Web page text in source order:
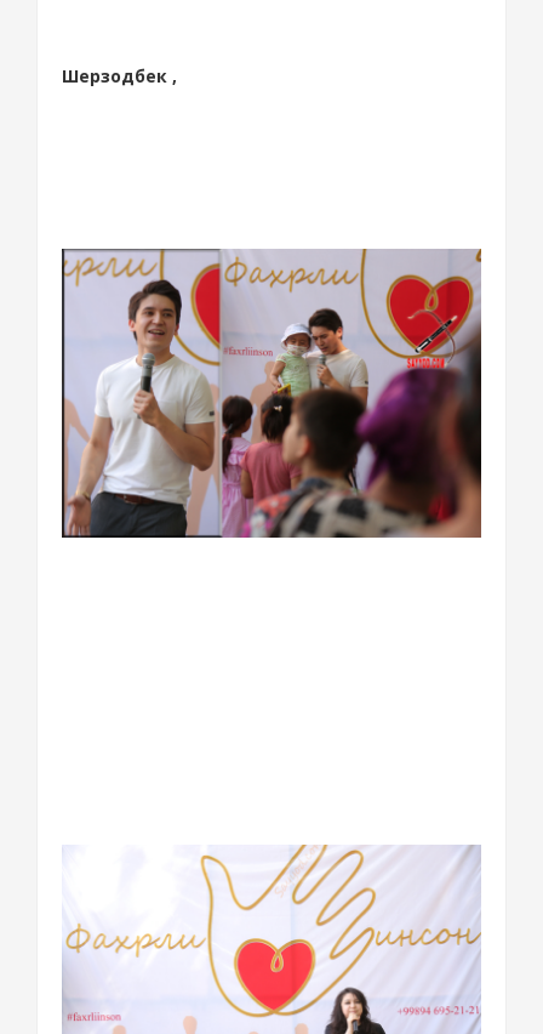
Шерзодбек ,